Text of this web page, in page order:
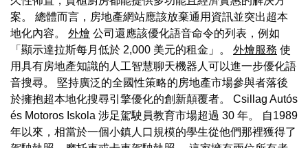
案。 總體而言，房地產網站應該放棄通用資訊並突出超本
地化內容。 外燴 公司還應該優化語音命令的列表，例如
「顯示達拉斯每月低於 2,000 美元的租金」。 外燴服務 使
用具有房地產知識的人工智慧聊天機器人可以進一步優化語
音搜尋。 堅持廣泛的全國性策略的房地產市場參與者落後
於擁抱超本地化搜尋引擎優化的創新顛覆者。 Csillag Autós
és Motoros Iskola 涉足駕駛員教育市場超過 30 年。 自1989
年以來，相當於一個小鎮人口規模的學生從他們那裡獲得了